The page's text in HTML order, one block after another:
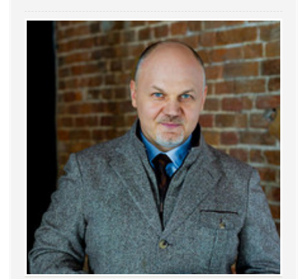
защищает частную собственность. Данные декабрьского опроса
привел портал Право.ру. Более...